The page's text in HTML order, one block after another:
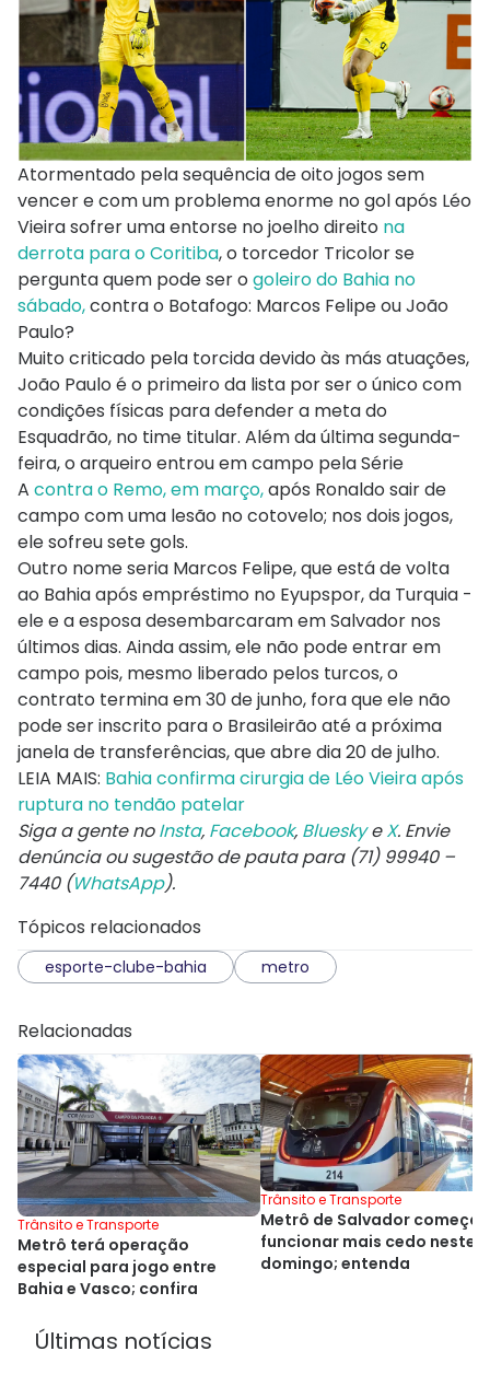
Atormentado pela sequência de oito jogos sem
vencer e com um problema enorme no gol após Léo
Vieira sofrer uma entorse no joelho direito na
derrota para o Coritiba, o torcedor Tricolor se
pergunta quem pode ser o goleiro do Bahia no
sábado,contra o Botafogo: Marcos Felipe ou João
Paulo?
Muito criticado pela torcida devido às más atuações,
João Paulo é o primeiro da lista por ser o único com
condições físicas para defender a meta do
Esquadrão, no time titular. Além da última segunda-
feira, o arqueiro entrou em campo pela Série
A contra o Remo, em março,após Ronaldo sair de
campo com uma lesão no cotovelo; nos dois jogos,
ele sofreu sete gols.
Outro nome seria Marcos Felipe, que está de volta
ao Bahia após empréstimo no Eyupspor, da Turquia -
ele e a esposa desembarcaram em Salvador nos
últimos dias. Ainda assim, ele não pode entrar em
campo pois, mesmo liberado pelos turcos, o
contrato termina em 30 de junho, fora que ele não
pode ser inscrito para o Brasileirão até a próxima
janela de transferências, que abre dia 20 de julho.
LEIA MAIS: Bahia confirma cirurgia de Léo Vieira após
ruptura no tendão patelar
Siga a gente noInsta, Facebook, BlueskyeX. Envie
denúncia ou sugestão de pauta para (71) 99940 –
7440 (WhatsApp).
Tópicos relacionados
esporte-clube-bahia metro
Relacionadas
Trânsito e Transporte
Metrô terá operação
especial para jogo entre
Bahia e Vasco; confira
Trânsito e Transporte
Metrô de Salvador começa
funcionar mais cedo neste
domingo; entenda
Últimas notícias